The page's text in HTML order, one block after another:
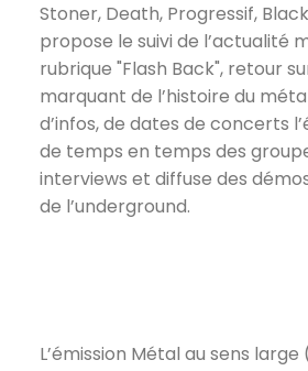
Stoner, Death, Progressif,
propose le suivi de l’actualité
rubrique "Flash Back", retour
marquant de l’histoire du
d’infos, de dates de concerts
de temps en temps des
interviews et diffuse des
de l’underground.
L’émission Métal au sens large